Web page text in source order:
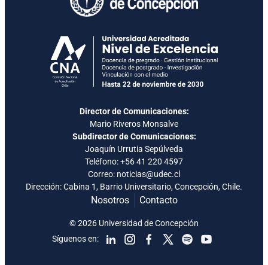
Director de Comunicaciones:
Mario Riveros Monsalve
Subdirector de Comunicaciones:
Joaquín Urrutia Sepúlveda
Teléfono:+56 41 220 4597
Correo: noticias@udec.cl
Dirección: Cabina 1, Barrio Universitario, Concepción, Chile.
Nosotros Contacto
Síguenos en:
© 2026 Universidad de Concepción